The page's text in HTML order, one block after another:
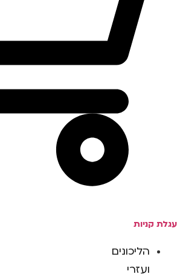
עגלת קניות
הליכונים
ועזרי